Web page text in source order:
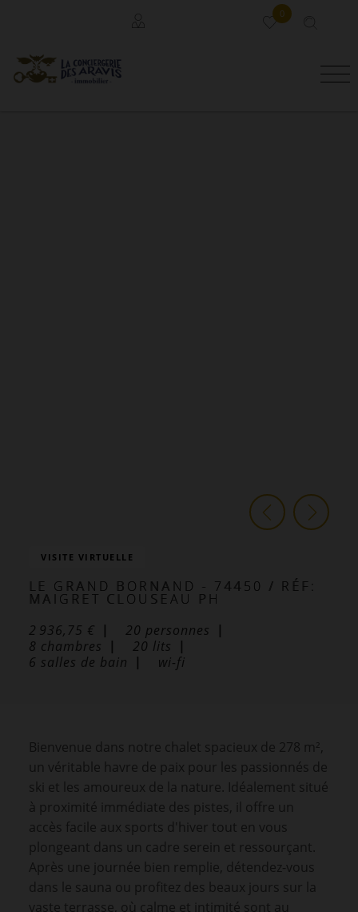
0
VISITE VIRTUELLE
LE GRAND BORNAND - 74450 / RÉF:
MAIGRET CLOUSEAU PH
2 936,75 €
20 personnes
8 chambres 20 lits
6 salles de bain wi-fi
Bienvenue dans notre chalet spacieux de 278 m²,
un véritable havre de paix pour les passionnés de
ski et les amoureux de la nature. Idéalement situé
à proximité immédiate des pistes, il offre un
accès facile aux sports d'hiver tout en vous
plongeant dans un cadre serein et ressourçant.
Après une journée bien remplie, détendez-vous
dans le sauna ou profitez des beaux jours sur la
vaste terrasse, où calme et intimité sont au